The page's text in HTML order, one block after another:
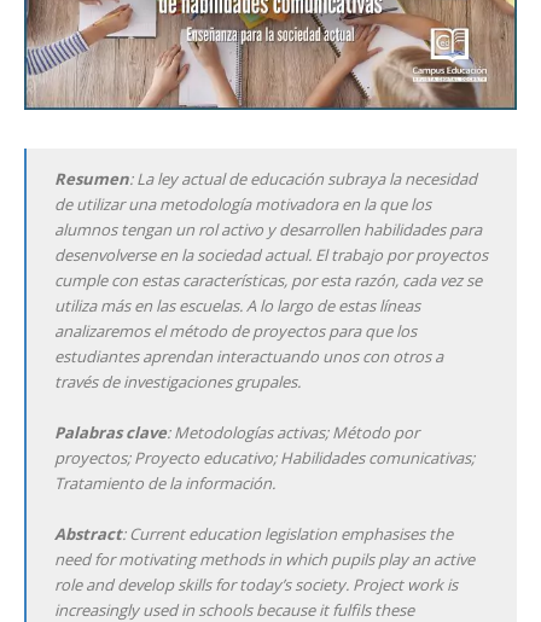
Resumen: La ley actual de educación subraya la necesidad
de utilizar una metodología motivadora en la que los
alumnos tengan un rol activo y desarrollen habilidades para
desenvolverse en la sociedad actual. El trabajo por proyectos
cumple con estas características, por esta razón, cada vez se
utiliza más en las escuelas. A lo largo de estas líneas
analizaremos el método de proyectos para que los
estudiantes aprendan interactuando unos con otros a
través de investigaciones grupales.
Palabras clave: Metodologías activas; Método por
proyectos; Proyecto educativo; Habilidades comunicativas;
Tratamiento de la información.
Abstract: Current education legislation emphasises the
need for motivating methods in which pupils play an active
role and develop skills for today’s society. Project work is
increasingly used in schools because it fulfils these